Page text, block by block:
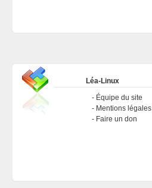
Léa-Linux
Équipe du site
Mentions légales
Faire un don